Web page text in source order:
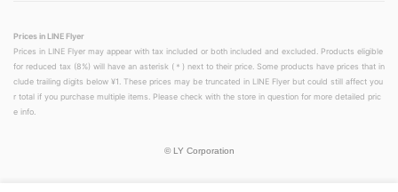
Prices in LINE Flyer
Prices in LINE Flyer may appear with tax included or both included and excluded. Products eligible
for reduced tax (8%) will have an asterisk (＊) next to their price. Some products have prices that in
clude trailing digits below ¥1. These prices may be truncated in LINE Flyer but could still affect you
r total if you purchase multiple items. Please check with the store in question for more detailed pric
e info.
© LY Corporation